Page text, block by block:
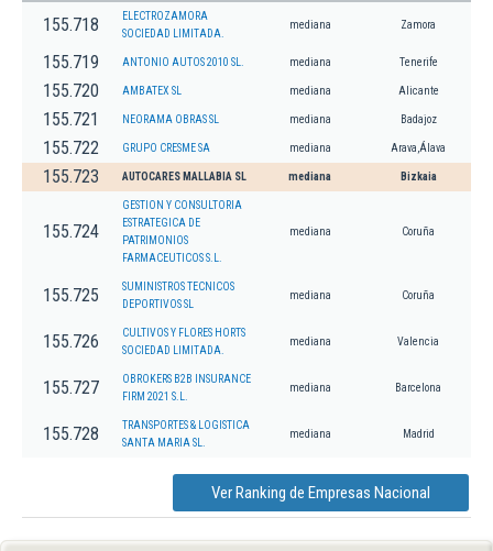
155.718
ELECTROZAMORA
SOCIEDAD LIMITADA.
mediana Zamora
155.719 ANTONIO AUTOS 2010 SL. mediana Tenerife
155.720 AMBATEX SL mediana Alicante
155.721 NEORAMA OBRAS SL mediana Badajoz
155.722 GRUPO CRESME SA mediana Arava,Álava
155.723 AUTOCARES MALLABIA SL mediana Bizkaia
155.724
GESTION Y CONSULTORIA
ESTRATEGICA DE
PATRIMONIOS
FARMACEUTICOS S.L.
mediana Coruña
155.725
SUMINISTROS TECNICOS
DEPORTIVOS SL
mediana Coruña
155.726
CULTIVOS Y FLORES HORTS
SOCIEDAD LIMITADA.
mediana Valencia
155.727
OBROKERS B2B INSURANCE
FIRM 2021 S.L.
mediana Barcelona
155.728
TRANSPORTES & LOGISTICA
SANTA MARIA SL.
mediana Madrid
Ver Ranking de Empresas Nacional